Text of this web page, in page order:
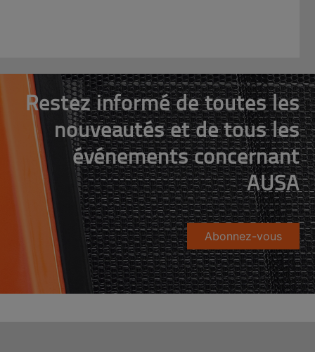
Restez informé de toutes les
nouveautés et de tous les
événements concernant
AUSA
Abonnez-vous